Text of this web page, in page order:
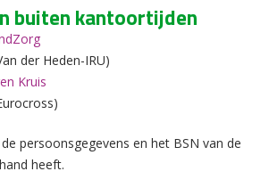
buiten kantoortijden
der Heden-IRU)
Kruis
persoonsgegevens en het BSN van de
heeft.